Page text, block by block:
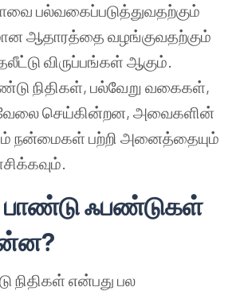
பல்வகைப்படுத்துவதற்கும்
ஆதாரத்தை வழங்குவதற்கும்
விருப்பங்கள் ஆகும்.
நிதிகள், பல்வேறு வகைகள்,
செய்கின்றன, அவைகளின்
நன்மைகள் பற்றி அனைத்தையும்
பாண்டு ஃபண்டுகள்
நிதிகள் என்பது பல